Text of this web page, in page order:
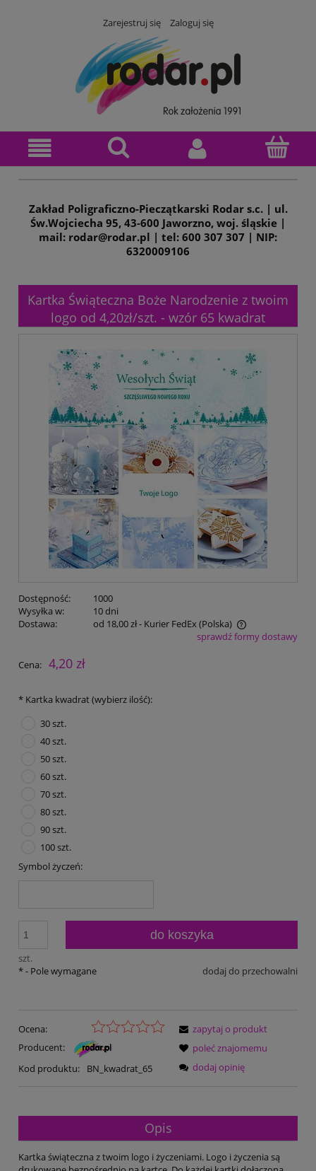
Zarejestruj się Zaloguj się
Zakład Poligraficzno-Pieczątkarski Rodar s.c. | ul.
Św.Wojciecha 95, 43-600 Jaworzno, woj. śląskie |
mail: rodar@rodar.pl | tel: 600 307 307 | NIP:
6320009106
Kartka Świąteczna Boże Narodzenie z twoim
logo od 4,20zł/szt. - wzór 65 kwadrat
Dostępność:
1000
Wysyłka w:
10 dni
Dostawa:
od 18,00 zł- Kurier FedEx(Polska)
Cena nie zawiera ewentualnych kosztów płatnościsprawdź formy dostawy
Cena: 4,20 zł
* Kartka kwadrat (wybierz ilość):
30 szt.
40 szt.
50 szt.
60 szt.
70 szt.
80 szt.
90 szt.
100 szt.
Symbol życzeń:
szt.
do koszyka
dodaj do przechowalni
*- Pole wymagane
Ocena:
Producent:
Kod produktu:
BN_kwadrat_65
zapytaj o produkt
poleć znajomemu
dodaj opinię
Opis
Kartka świąteczna z twoim logo i życzeniami. Logo i życzenia są